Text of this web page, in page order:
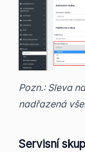
Pozn.: Sleva
nadřazená
Servisní